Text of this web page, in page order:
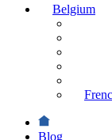
Belgium
Blog